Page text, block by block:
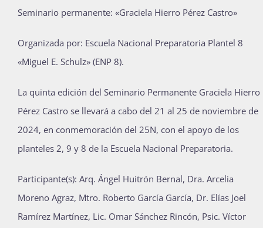
Súmate
Publicaciones
Bienvenida generación 2027-1
Seminario permanente: «Graciela Hierro Pérez Castro»
Organizada por: Escuela Nacional Preparatoria Plantel 8
«Miguel E. Schulz» (ENP 8).
La quinta edición del Seminario Permanente Graciela Hierro
Pérez Castro se llevará a cabo del 21 al 25 de noviembre de
2024, en conmemoración del 25N, con el apoyo de los
planteles 2, 9 y 8 de la Escuela Nacional Preparatoria.
Participante(s): Arq. Ángel Huitrón Bernal, Dra. Arcelia
Moreno Agraz, Mtro. Roberto García García, Dr. Elías Joel
Ramírez Martínez, Lic. Omar Sánchez Rincón, Psic. Víctor